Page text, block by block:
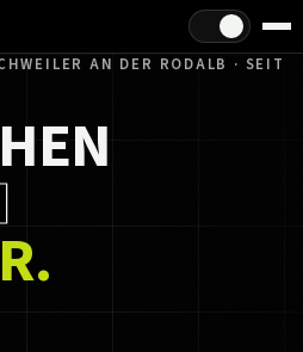
Hell/Dunkel
AN DER RODALB · SEIT